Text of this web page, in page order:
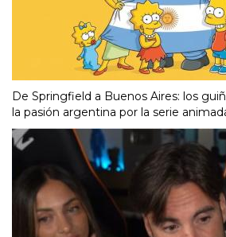
De Springfield a Buenos Aires: los
la pasión argentina por la serie